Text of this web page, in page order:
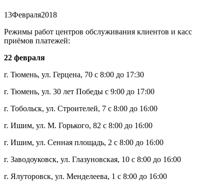
13Февраля2018
Режимы работ центров обслуживания клиентов и касс
приёмов платежей:
22 февраля
г. Тюмень, ул. Герцена, 70 с 8:00 до 17:30
г. Тюмень, ул. 30 лет Победы с 9:00 до 17:00
г. Тобольск, ул. Строителей, 7 с 8:00 до 16:00
г. Ишим, ул. М. Горького, 82 с 8:00 до 16:00
г. Ишим, ул. Сенная площадь, 2 с 8:00 до 16:00
г. Заводоуковск, ул. Глазуновская, 10 с 8:00 до 16:00
г. Ялуторовск, ул. Менделеева, 1 с 8:00 до 16:00